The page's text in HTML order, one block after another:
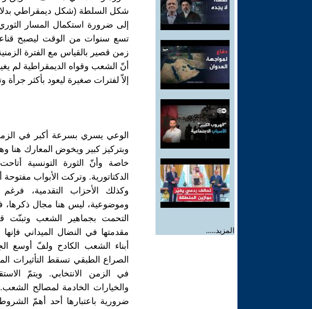
المزيد.....
شكل السلطة (شكل ديمقراطي بدلا
إلى ضرورة استكمال المسار
تسع سنوات من الوقت ليصبح
زمن قصير بالقياس مع الفترة
أنّ الشعب وقواه الديمقراطية لم
إلاّ لفترات صغيرة ليعود بأكثر
الوعي يسري بسرعة أكبر في الزمن
وبتركيز كبير ويخوض المعارك هنا
خاصة وأنّ الثورة التونسية
الدكتاتورية. وتركت الأبواب
وكذلك الأحزاب التقدمية،
وموضوعية، ليس هنا مجال ذكرها،
التحمت بجماهير الشعب وتبنّت
مقدمتها في النضال الميداني
أبناء الشعب الكادح ولفّ أوسع
الصراع الطبقي تسقط التأثيرات
في الزمن الانتخابي. ويتمّ
والخيارات الخادمة لمصالح
ضرورية باعتبارها أحد أهمّ